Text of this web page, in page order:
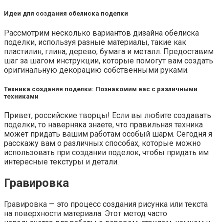
Идеи для создания обелиска поделки
Рассмотрим несколько вариантов дизайна обелиска
поделки, используя разные материалы, такие как
пластилин, глина, дерево, бумага и металл. Предоставим
шаг за шагом инструкции, которые помогут вам создать
оригинальную декорацию собственными руками.
Техника создания поделки: Познакомим вас с различными
техниками
Привет, российские творцы! Если вы любите создавать
поделки, то наверняка знаете, что правильная техника
может придать вашим работам особый шарм. Сегодня я
расскажу вам о различных способах, которые можно
использовать при создании поделок, чтобы придать им
интересные текстуры и детали.
Гравировка
Гравировка — это процесс создания рисунка или текста
на поверхности материала. Этот метод часто